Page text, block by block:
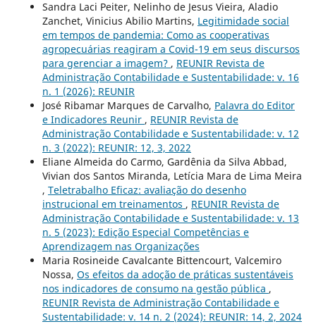
Sandra Laci Peiter, Nelinho de Jesus Vieira, Aladio
Zanchet, Vinicius Abilio Martins, Legitimidade social
em tempos de pandemia: Como as cooperativas
agropecuárias reagiram a Covid-19 em seus discursos
para gerenciar a imagem? , REUNIR Revista de
Administração Contabilidade e Sustentabilidade: v. 16
n. 1 (2026): REUNIR
José Ribamar Marques de Carvalho, Palavra do Editor
e Indicadores Reunir , REUNIR Revista de
Administração Contabilidade e Sustentabilidade: v. 12
n. 3 (2022): REUNIR: 12, 3, 2022
Eliane Almeida do Carmo, Gardênia da Silva Abbad,
Vivian dos Santos Miranda, Letícia Mara de Lima Meira
, Teletrabalho Eficaz: avaliação do desenho
instrucional em treinamentos , REUNIR Revista de
Administração Contabilidade e Sustentabilidade: v. 13
n. 5 (2023): Edição Especial Competências e
Aprendizagem nas Organizações
Maria Rosineide Cavalcante Bittencourt, Valcemiro
Nossa, Os efeitos da adoção de práticas sustentáveis
nos indicadores de consumo na gestão pública ,
REUNIR Revista de Administração Contabilidade e
Sustentabilidade: v. 14 n. 2 (2024): REUNIR: 14, 2, 2024